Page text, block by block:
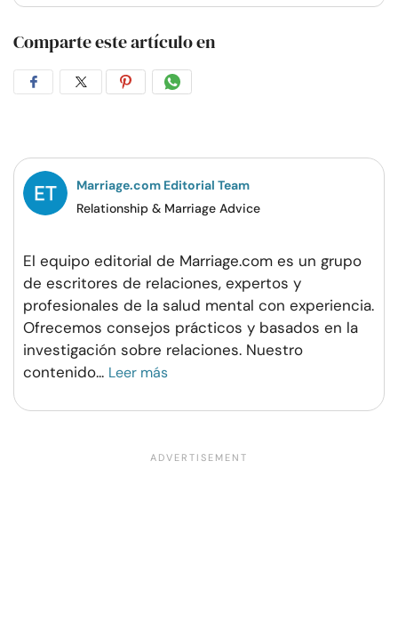
Comparte este artículo en
CompartirCompartirCompartirCompartir
Marriage.com Editorial Team
Relationship & Marriage Advice
El equipo editorial de Marriage.com es un grupo
de escritores de relaciones, expertos y
profesionales de la salud mental con experiencia.
Ofrecemos consejos prácticos y basados en la
investigación sobre relaciones. Nuestro
contenido... Leer más